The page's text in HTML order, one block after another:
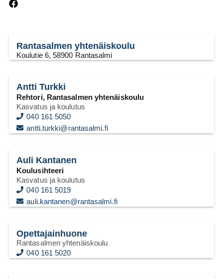
Rantasalmen yhtenäiskoulu
Koulutie 6, 58900 Rantasalmi
Antti Turkki
Rehtori, Rantasalmen yhtenäiskoulu
Kasvatus ja koulutus
040 161 5050
antti.turkki@rantasalmi.fi
Auli Kantanen
Koulusihteeri
Kasvatus ja koulutus
040 161 5019
auli.kantanen@rantasalmi.fi
Opettajainhuone
Rantasalmen yhtenäiskoulu
040 161 5020